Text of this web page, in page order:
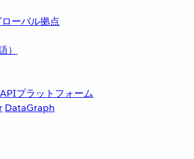
ローバル拠点
）
プラットフォーム
DataGraph